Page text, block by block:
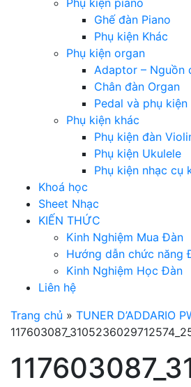
Phụ kiện piano
Ghế đàn Piano
Phụ kiện Khác
Phụ kiện organ
Adaptor – Nguồn
Chân đàn Organ
Pedal và phụ kiện
Phụ kiện khác
Phụ kiện đàn
Phụ kiện Ukulele
Phụ kiện nhạc cụ
Khoá học
Sheet Nhạc
KIẾN THỨC
Kinh Nghiệm Mua Đàn
Hướng dẫn chức năng
Kinh Nghiệm Học Đàn
Liên hệ
Trang chủ » TUNER D’ADDARIO